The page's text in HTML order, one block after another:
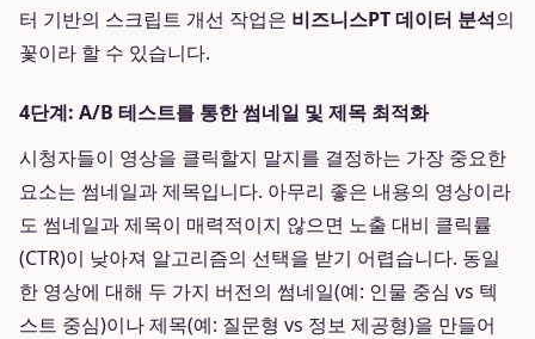
터 기반의 스크립트 개선 작업은 비즈니스PT 데이터 분석의
꽃이라 할 수 있습니다.
4단계: A/B 테스트를 통한 썸네일 및 제목 최적화
시청자들이 영상을 클릭할지 말지를 결정하는 가장 중요한
요소는 썸네일과 제목입니다. 아무리 좋은 내용의 영상이라
도 썸네일과 제목이 매력적이지 않으면 노출 대비 클릭률
(CTR)이 낮아져 알고리즘의 선택을 받기 어렵습니다. 동일
한 영상에 대해 두 가지 버전의 썸네일(예: 인물 중심 vs 텍
스트 중심)이나 제목(예: 질문형 vs 정보 제공형)을 만들어